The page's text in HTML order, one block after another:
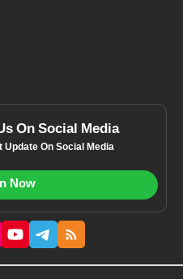
On Social Media
Update On Social Media
Now